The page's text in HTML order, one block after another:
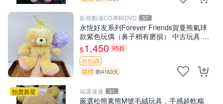
影視動漫CD專輯DVD 57
永恆好友系列Forever Friends賀曼熊氣球
款紫色玩偶（鼻子稍有磨損） 中古玩具 氣
球熊 玩偶
$1,450 95折
折扣碼
競標 剩4163天
拍賣新星 福運連連 31
嚴選松熊素熊M號毛絨玩具，手感超軟糯